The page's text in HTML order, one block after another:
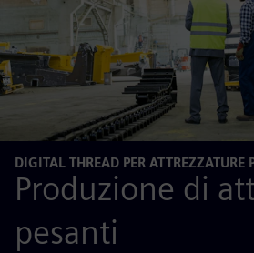
DIGITAL THREAD PER ATTREZZATURE
Produzione di
pesanti